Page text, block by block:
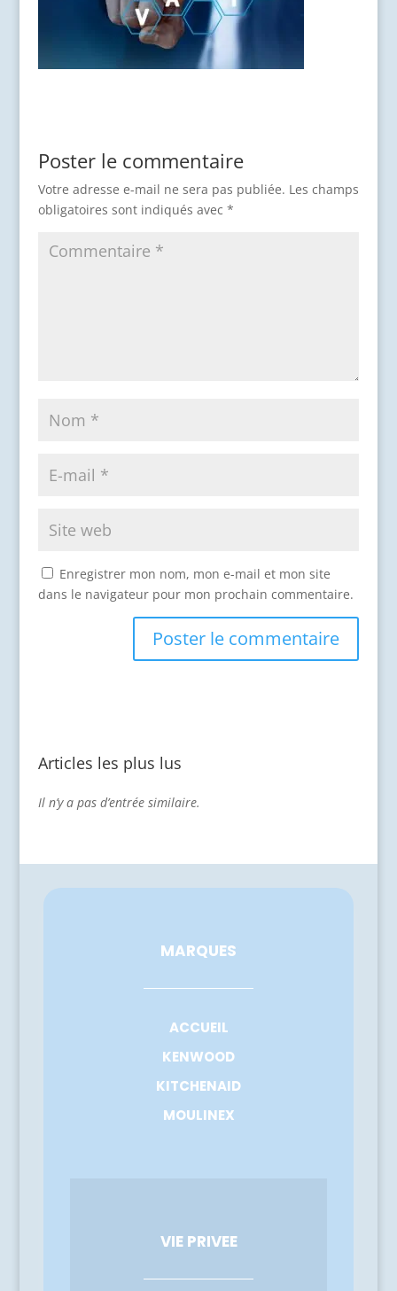
Poster le commentaire
Votre adresse e-mail ne sera pas publiée. Les champs
obligatoires sont indiqués avec *
Enregistrer mon nom, mon e-mail et mon site
dans le navigateur pour mon prochain commentaire.
Articles les plus lus
Il n’y a pas d’entrée similaire.
MARQUES
ACCUEIL
KENWOOD
KITCHENAID
MOULINEX
VIE PRIVEE